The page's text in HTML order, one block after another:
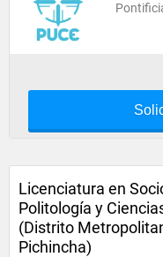
Licenciatura en
Politología y
(Distrito
Pichincha)